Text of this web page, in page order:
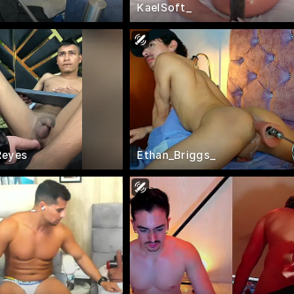
KaelSoft_
Ethan_Briggs_